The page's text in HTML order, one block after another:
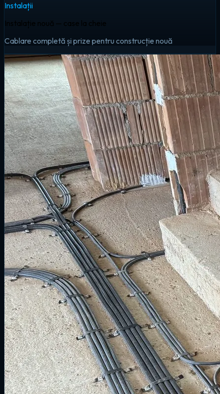
Instalații
Instalație nouă — case la cheie
Cablare completă și prize pentru construcție nouă